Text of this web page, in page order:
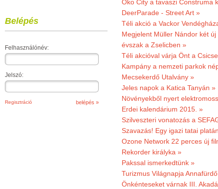
Belépés
Felhasználónév:
Jelszó:
Regisztráció
Öko City a tavaszi Construma
DeerParade - Street Art »
Téli akció a Vackor
Megjelent Müller Nándor két
évszak a Zselicben »
Téli akcióval várja Önt a
Kampány a nemzeti parkok
Mecsekerdő Utalvány »
Jeles napok a Katica Tanyán »
Növényekből nyert
Erdei kalendárium 2015. »
Szilveszteri vonatozás a
Szavazás! Egy igazi tatai
Ozone Network 22 perces új
Rekorder királyka »
Pakssal ismerkedtünk »
Turizmus Világnapja
Önkénteseket várnak III.